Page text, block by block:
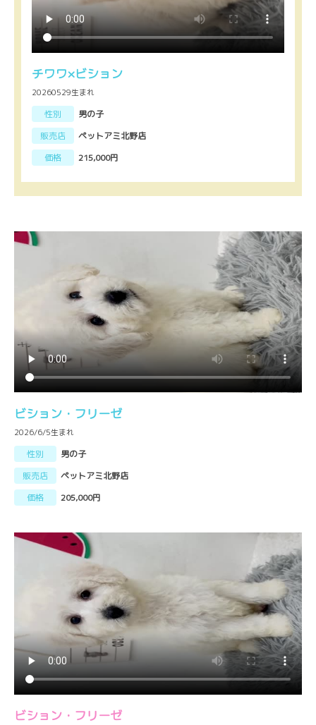
チワワ×ビション
20260529生まれ
性別
男の子
販売店
ペットアミ北野店
価格
215,000円
ビション・フリーゼ
2026/6/5生まれ
性別
男の子
販売店
ペットアミ北野店
価格
205,000円
ビション・フリーゼ